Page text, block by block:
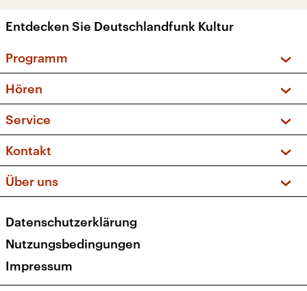
Entdecken Sie Deutschlandfunk Kultur
Programm
Sendungen und Podcasts
Musikliste
Kakadu – Das Kinderprogramm
Hören
Frequenzen (UKW + DAB+)
Service
FAQ
Apps
Newsletter
Veranstaltungen
Kontakt
Social Media
Über uns
Presse
Karriere
Transparenz
Datenschutzerklärung
Nutzungsbedingungen
Impressum